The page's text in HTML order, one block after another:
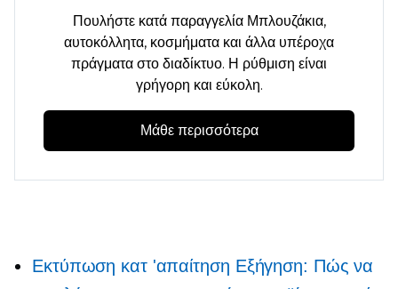
Πουλήστε κατά παραγγελία Μπλουζάκια,
αυτοκόλλητα, κοσμήματα και άλλα υπέροχα
πράγματα στο διαδίκτυο. Η ρύθμιση είναι
γρήγορη και εύκολη.
Μάθε περισσότερα
Εκτύπωση κατ 'απαίτηση Εξήγηση: Πώς να